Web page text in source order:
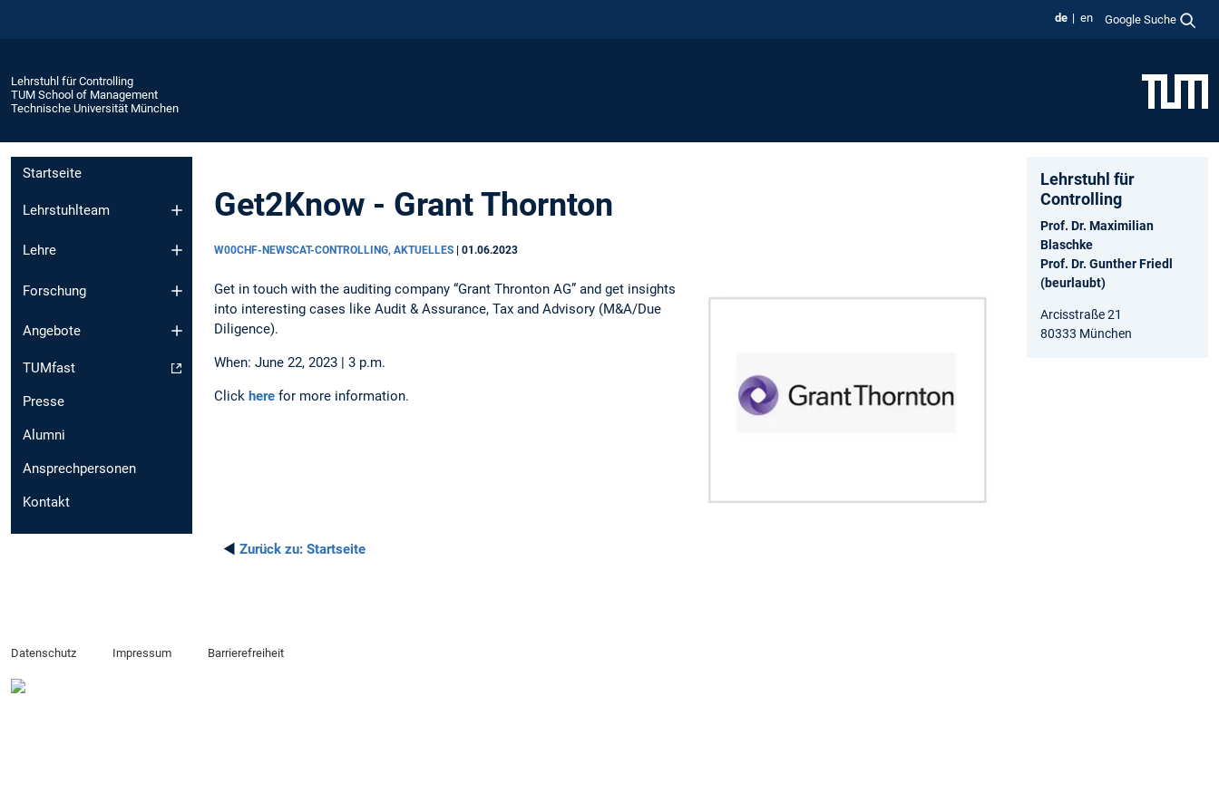
de en Google Suche
Lehrstuhl für Controlling
TUM School of Management
Technische Universität München
Startseite
Lehrstuhlteam
Lehre
Forschung
Angebote
TUMfast
Presse
Alumni
Ansprechpersonen
Kontakt
Get2Know - Grant Thornton
W00CHF-NEWSCAT-CONTROLLING, AKTUELLES | 01.06.2023
Get in touch with the auditing company “Grant Thronton AG” and get insights
into interesting cases like Audit & Assurance, Tax and Advisory (M&A/Due
Diligence).
When: June 22, 2023 | 3 p.m.
Click here for more information.
◄ Zurück zu: Startseite
Lehrstuhl für
Controlling
Prof. Dr. Maximilian
Blaschke
Prof. Dr. Gunther Friedl
(beurlaubt)
Arcisstraße 21
80333 München
Datenschutz Impressum Barrierefreiheit